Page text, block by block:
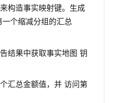
构造事实映射键。生成
个缩减分组的汇总
结果中获取事实地图 钥
汇总金额值，并 访问第